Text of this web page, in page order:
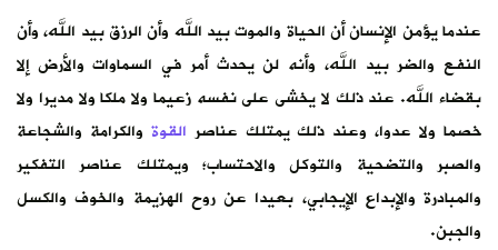
عندما يؤمن الإنسان أن الحياة والموت بيد الله وأن الرزق بيد الله، وأن
النفع والضر بيد الله، وأنه لن يحدث أمر في السماوات والأرض إلا
بقضاء الله. عند ذلك لا يخشى على نفسه زعيما ولا ملكا ولا مديرا ولا
خصما ولا عدوا، وعند ذلك يمتلك عناصر القوة والكرامة والشجاعة
والصبر والتضحية والتوكل والاحتساب؛ ويمتلك عناصر التفكير
والمبادرة والإبداع الإيجابي، بعيدا عن روح الهزيمة والخوف والكسل
والجبن.